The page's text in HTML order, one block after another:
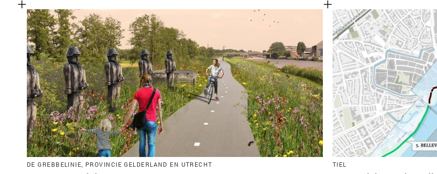
DE GREBBELINIE, PROVINCIE GELDERLAND EN UTRECHT TIEL